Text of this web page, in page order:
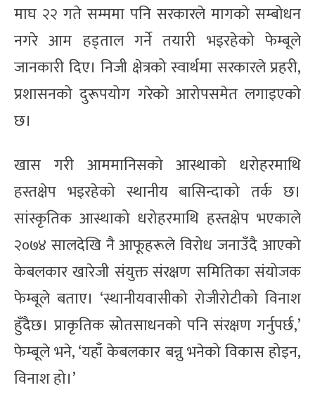
माघ २२ गते सम्ममा पनि सरकारले मागको सम्बोधन
नगरे आम हड्ताल गर्ने तयारी भइरहेको फेम्बूले
जानकारी दिए। निजी क्षेत्रको स्वार्थमा सरकारले प्रहरी,
प्रशासनको दुरूपयोग गरेको आरोपसमेत लगाइएको
छ।
खास गरी आममानिसको आस्थाको धरोहरमाथि
हस्तक्षेप भइरहेको स्थानीय बासिन्दाको तर्क छ।
सांस्कृतिक आस्थाको धरोहरमाथि हस्तक्षेप भएकाले
२०७४ सालदेखि नै आफूहरूले विरोध जनाउँदै आएको
केबलकार खारेजी संयुक्त संरक्षण समितिका संयोजक
फेम्बूले बताए। ‘स्थानीयवासीको रोजीरोटीको विनाश
हुँदैछ। प्राकृतिक स्रोतसाधनको पनि संरक्षण गर्नुपर्छ,’
फेम्बूले भने, ‘यहाँ केबलकार बन्नु भनेको विकास होइन,
विनाश हो।’